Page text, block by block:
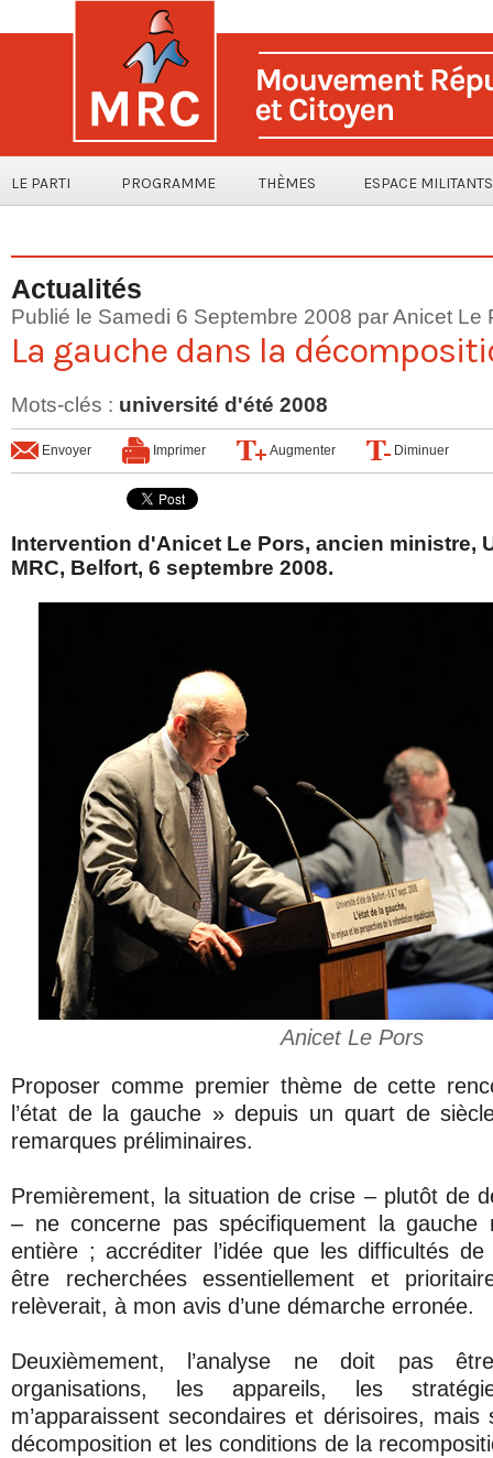
LE PARTI PROGRAMME THÈMES ESPACE MILITANTS
Actualités
Publié le Samedi 6 Septembre 2008 par Anicet Le
La gauche dans la
Mots-clés : université d'été 2008
Envoyer Imprimer Augmenter Diminuer
Intervention d'Anicet Le Pors, ancien ministre,
MRC, Belfort, 6 septembre 2008.
Anicet Le Pors
Proposer comme premier thème de cette
l’état de la gauche » depuis un quart de
remarques préliminaires.
Premièrement, la situation de crise – plutôt de
– ne concerne pas spécifiquement la gauche
entière ; accréditer l’idée que les difficultés
être recherchées essentiellement et
relèverait, à mon avis d’une démarche erronée.
Deuxièmement, l’analyse ne doit pas
organisations, les appareils, les
m’apparaissent secondaires et dérisoires,
décomposition et les conditions de la